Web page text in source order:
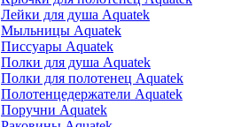
Лейки для душа Aquatek
Мыльницы Aquatek
Писсуары Aquatek
Полки для душа Aquatek
Полки для полотенец Aquatek
Полотенцедержатели Aquatek
Поручни Aquatek